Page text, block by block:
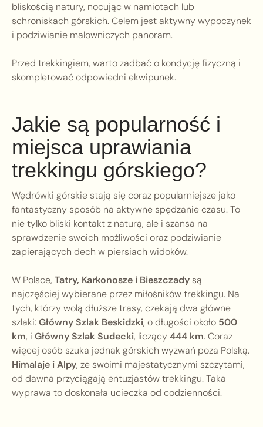
bliskością natury, nocując w namiotach lub
schroniskach górskich. Celem jest aktywny wypoczynek
i podziwianie malowniczych panoram.
Przed trekkingiem, warto zadbać o kondycję fizyczną i
skompletować odpowiedni ekwipunek.
Jakie są popularność i
miejsca uprawiania
trekkingu górskiego?
Wędrówki górskie stają się coraz popularniejsze jako
fantastyczny sposób na aktywne spędzanie czasu. To
nie tylko bliski kontakt z naturą, ale i szansa na
sprawdzenie swoich możliwości oraz podziwianie
zapierających dech w piersiach widoków.
W Polsce, Tatry, Karkonosze i Bieszczady są
najczęściej wybierane przez miłośników trekkingu. Na
tych, którzy wolą dłuższe trasy, czekają dwa główne
szlaki:Główny Szlak Beskidzki, o długości około 500
km, i Główny Szlak Sudecki, liczący 444 km. Coraz
więcej osób szuka jednak górskich wyzwań poza Polską.
Himalaje i Alpy, ze swoimi majestatycznymi szczytami,
od dawna przyciągają entuzjastów trekkingu. Taka
wyprawa to doskonała ucieczka od codzienności.